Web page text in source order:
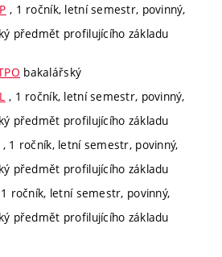
, 1 ročník, letní semestr, povinný,
předmět profilujícího základu
bakalářský
, 1 ročník, letní semestr, povinný,
předmět profilujícího základu
, 1 ročník, letní semestr, povinný,
předmět profilujícího základu
ročník, letní semestr, povinný,
předmět profilujícího základu